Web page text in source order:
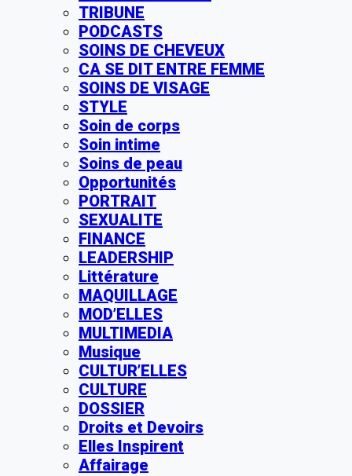
TRIBUNE
PODCASTS
SOINS DE CHEVEUX
CA SE DIT ENTRE FEMME
SOINS DE VISAGE
STYLE
Soin de corps
Soin intime
Soins de peau
Opportunités
PORTRAIT
SEXUALITE
FINANCE
LEADERSHIP
Littérature
MAQUILLAGE
MOD’ELLES
MULTIMEDIA
Musique
CULTUR’ELLES
CULTURE
DOSSIER
Droits et Devoirs
Elles Inspirent
Affairage